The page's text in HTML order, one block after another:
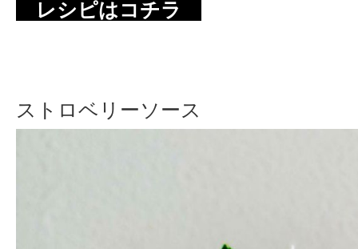
レシピはコチラ
ストロベリーソース